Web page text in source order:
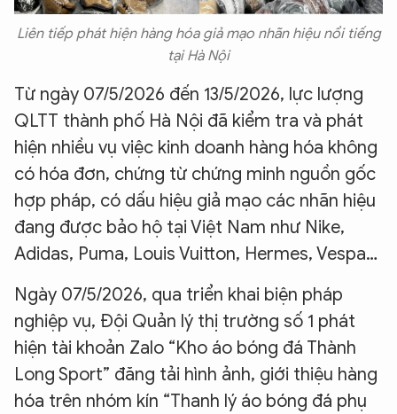
Liên tiếp phát hiện hàng hóa giả mạo nhãn hiệu nổi tiếng
tại Hà Nội
Từ ngày 07/5/2026 đến 13/5/2026, lực lượng
QLTT thành phố Hà Nội đã kiểm tra và phát
hiện nhiều vụ việc kinh doanh hàng hóa không
có hóa đơn, chứng từ chứng minh nguồn gốc
hợp pháp, có dấu hiệu giả mạo các nhãn hiệu
đang được bảo hộ tại Việt Nam như Nike,
Adidas, Puma, Louis Vuitton, Hermes, Vespa…
Ngày 07/5/2026, qua triển khai biện pháp
nghiệp vụ, Đội Quản lý thị trường số 1 phát
hiện tài khoản Zalo “Kho áo bóng đá Thành
Long Sport” đăng tải hình ảnh, giới thiệu hàng
hóa trên nhóm kín “Thanh lý áo bóng đá phụ